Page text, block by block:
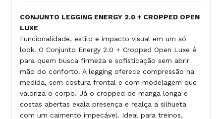
CONJUNTO LEGGING ENERGY 2.0 + CROPPED OPEN
LUXE
Funcionalidade, estilo e impacto visual em um só
look. O Conjunto Energy 2.0 + Cropped Open Luxe é
para quem busca firmeza e sofisticação sem abrir
mão do conforto. A legging oferece compressão na
medida, sem costura frontal e com modelagem que
valoriza o corpo. Já o cropped de manga longa e
costas abertas exala presença e realça a silhueta
com um caimento impecável. Ideal para treinos,